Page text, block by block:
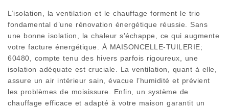
L’isolation, la ventilation et le chauffage forment le trio
fondamental d’une rénovation énergétique réussie. Sans
une bonne isolation, la chaleur s’échappe, ce qui augmente
votre facture énergétique. À MAISONCELLE-TUILERIE;
60480, compte tenu des hivers parfois rigoureux, une
isolation adéquate est cruciale. La ventilation, quant à elle,
assure un air intérieur sain, évacue l’humidité et prévient
les problèmes de moisissure. Enfin, un système de
chauffage efficace et adapté à votre maison garantit un